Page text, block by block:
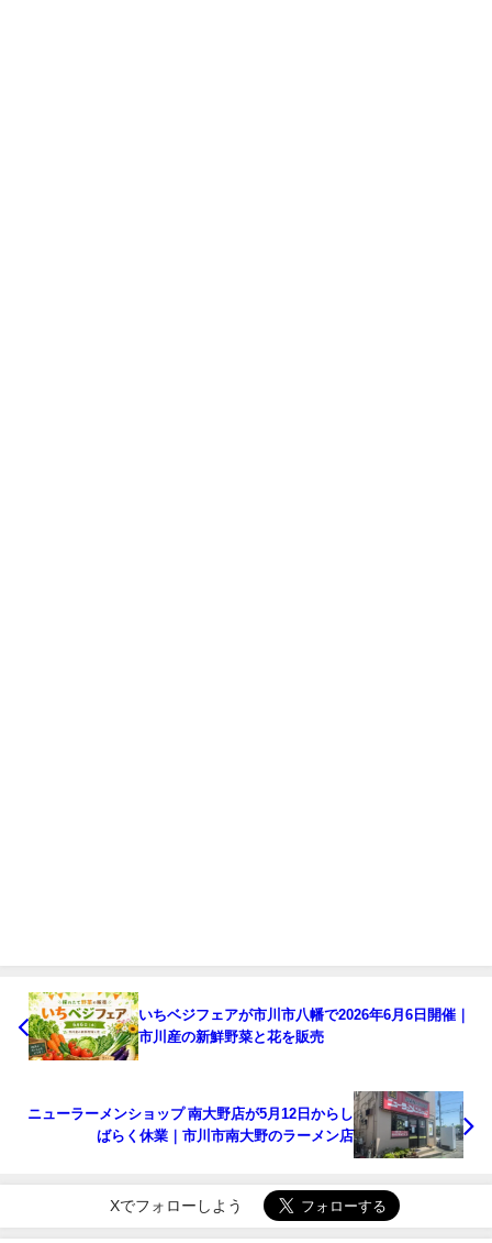
いちベジフェアが市川市八幡で2026年6月6日開催｜
市川産の新鮮野菜と花を販売
ニューラーメンショップ 南大野店が5月12日からし
ばらく休業｜市川市南大野のラーメン店
Xでフォローしよう